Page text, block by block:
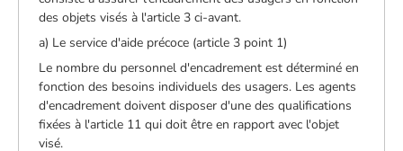
des objets visés à l'article 3 ci-avant.
a) Le service d'aide précoce (article 3 point 1)
Le nombre du personnel d'encadrement est déterminé en
fonction des besoins individuels des usagers. Les agents
d'encadrement doivent disposer d'une des qualifications
fixées à l'article 11 qui doit être en rapport avec l'objet
visé.